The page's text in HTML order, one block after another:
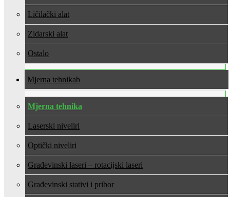
Ličilački alat
Zidarski alat
Ostalo
Mjerna tehnika
Mjerna tehnika
Laserski niveliri
Optički niveliri
Građevinski laseri – rotacijski laseri
Građevinski stativi i pribor